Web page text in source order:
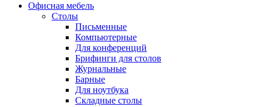
Офисная мебель
Столы
Письменные
Компьютерные
Для конференций
Брифинги для столов
Журнальные
Барные
Для ноутбука
Складные столы